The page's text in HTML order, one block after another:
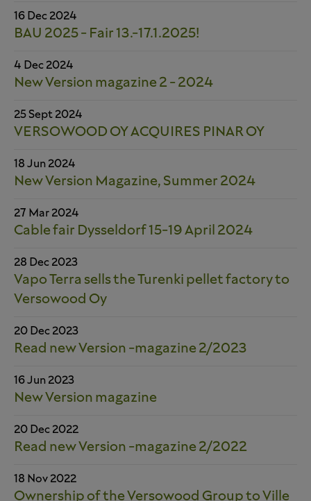
16 Dec 2024
BAU 2025 - Fair 13.-17.1.2025!
4 Dec 2024
New Version magazine 2 - 2024
25 Sept 2024
VERSOWOOD OY ACQUIRES PINAR OY
18 Jun 2024
New Version Magazine, Summer 2024
27 Mar 2024
Cable fair Dysseldorf 15-19 April 2024
28 Dec 2023
Vapo Terra sells the Turenki pellet factory to
Versowood Oy
20 Dec 2023
Read new Version -magazine 2/2023
16 Jun 2023
New Version magazine
20 Dec 2022
Read new Version -magazine 2/2022
18 Nov 2022
Ownership of the Versowood Group to Ville